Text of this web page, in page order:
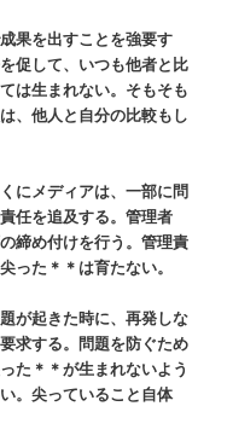
果を出すことを強要す
促して、いつも他者と比
は生まれない。そもそも
、他人と自分の比較もし
にメディアは、一部に問
任を追及する。管理者
締め付けを行う。管理責
った＊＊は育たない。
が起きた時に、再発しな
求する。問題を防ぐため
た＊＊が生まれないよう
。尖っていること自体